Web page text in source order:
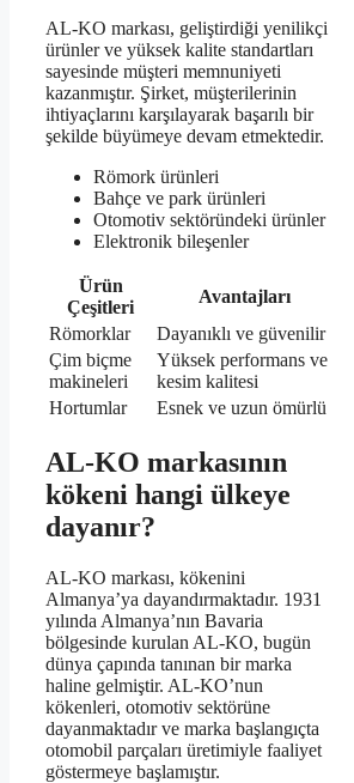
AL-KO markası, geliştirdiği yenilikçi
ürünler ve yüksek kalite standartları
sayesinde müşteri memnuniyeti
kazanmıştır. Şirket, müşterilerinin
ihtiyaçlarını karşılayarak başarılı bir
şekilde büyümeye devam etmektedir.
Römork ürünleri
Bahçe ve park ürünleri
Otomotiv sektöründeki ürünler
Elektronik bileşenler
Ürün
Çeşitleri
Avantajları
Römorklar
Dayanıklı ve güvenilir
Çim biçme
makineleri
Yüksek performans ve
kesim kalitesi
Hortumlar
Esnek ve uzun ömürlü
AL-KO markasının
kökeni hangi ülkeye
dayanır?
AL-KO markası, kökenini
Almanya’ya dayandırmaktadır. 1931
yılında Almanya’nın Bavaria
bölgesinde kurulan AL-KO, bugün
dünya çapında tanınan bir marka
haline gelmiştir. AL-KO’nun
kökenleri, otomotiv sektörüne
dayanmaktadır ve marka başlangıçta
otomobil parçaları üretimiyle faaliyet
göstermeye başlamıştır.